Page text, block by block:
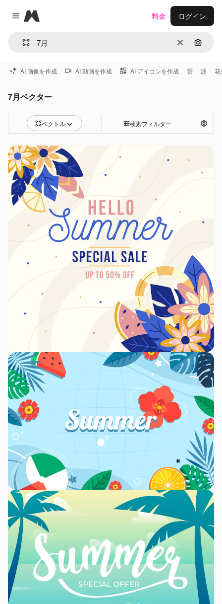
Close menu
Magnific
消去 画像で
料金 ログイン
AI 画像を作成 AI 動画を作成 AI アイコンを作成 雲 波 花
7月ベクター
ベクトル 検索フィルター